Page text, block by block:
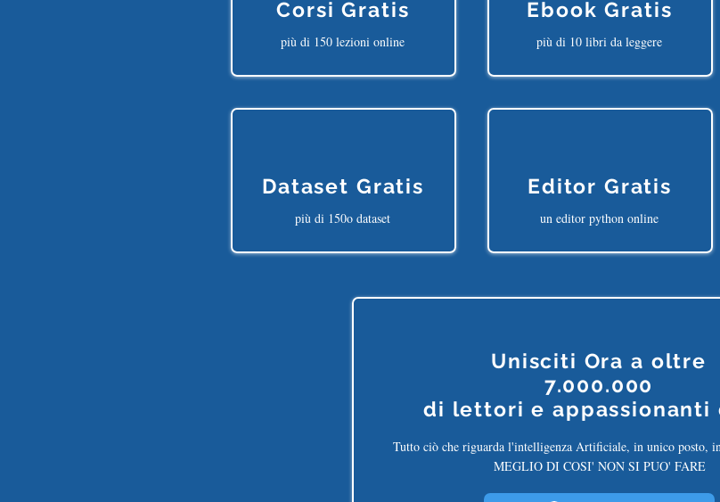
Corsi Gratis
più di 150 lezioni online
Dataset Gratis
più di 150o dataset
Ebook Gratis
più di 10 libri da leggere
Editor Gratis
un editor python online
Unisciti Ora a oltre
7.000.000
di lettori e appassionanti
Tutto ciò che riguarda l'intelligenza Artificiale, in unico posto,
MEGLIO DI COSI' NON SI PUO' FARE